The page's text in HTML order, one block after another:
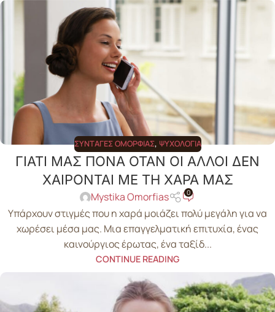
ΣΥΝΤΑΓΈΣ ΟΜΟΡΦΙΆΣ, ΨΥΧΟΛΟΓΊΑ
ΓΙΑΤΙ ΜΑΣ ΠΟΝΑ ΟΤΑΝ ΟΙ ΑΛΛΟΙ ΔΕΝ
ΧΑΙΡΟΝΤΑΙ ΜΕ ΤΗ ΧΑΡΑ ΜΑΣ
Mystika Omorfias 0
Υπάρχουν στιγμές που η χαρά μοιάζει πολύ μεγάλη για να
χωρέσει μέσα μας. Μια επαγγελματική επιτυχία, ένας
καινούργιος έρωτας, ένα ταξίδ...
CONTINUE READING